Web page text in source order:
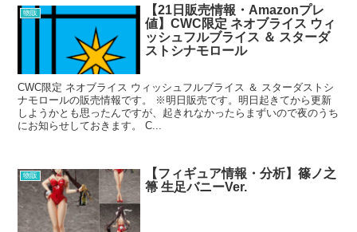
物販
【21日販売情報・Amazonプレ
値】CWC限定 ネオブライス ウィ
ッシュフルブライス ＆ スターダ
ストシナモロール
CWC限定 ネオブライス ウィッシュフルブライス ＆ スターダストシ
ナモロールの販売情報です。 ※明日販売です。明日起きてから更新
しようかとも思ったんですが、起きれなかったらまずいので夜のうち
にお知らせしておきます。 C...
物販
【フィギュア情報・分析】篠ノ之
箒 生足バニーVer.